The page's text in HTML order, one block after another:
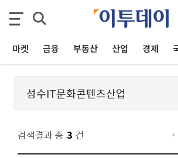
마켓 금융 부동산 산업 경제
검색결과 총 3 건